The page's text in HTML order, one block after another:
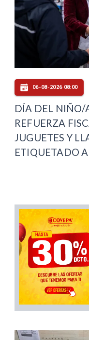
06-08-2026 08:00
DÍA DEL NIÑO/
REFUERZA
JUGUETES Y
ETIQUETADO